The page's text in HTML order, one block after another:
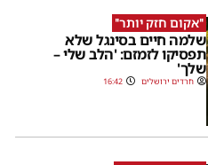
''אקום חזק יותר''
שלמה חיים בסינגל שלא
תפסיקו לזמזם: 'הלב שלי –
שלך'
חרדים ירושלים 16:42